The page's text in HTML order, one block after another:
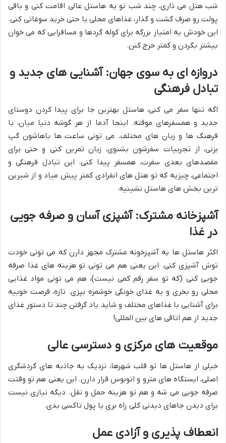
شب هتل می ذاری، چند شب تو یه هاستل عالی اقامت کنی و باقی
پولت رو صرف گشت و گذار، غذاهای محلی یا حتی خرید سوغاتی کنی.
این خودش یه امتیاز بزرگه برای کوله گردها و مسافرایی که می خوان
بیشتر بگردن و کمتر خرج کنن.
دروازه ای به سوی جهان: آشنایی های جدید و
تبادل فرهنگی
اگه تنها سفر می کنی، هاستل بهترین جا برای پیدا کردن دوستای
جدید و همسفرهای موقته. اینجا آدما از هر گوشه دنیا میان، با
فرهنگ ها و زبان های مختلف. می تونی ساعت ها باهاشون گپ
بزنی، از تجربیات سفرشون بشنوی، زبان تمرین کنی و حتی برای
مقصدهای بعدی سفرت، همسفر پیدا کنی. این تبادل فرهنگی و
اجتماعی، چیزیه که تو هتل های انفرادی کمتر پیش میاد و از شیرین
ترین بخش های هاستل نشینیه.
آشپزخانه مشترک: آشپزی آسان و صرفه جویی
در غذا
اکثر هاستل ها یه آشپزخونه مشترک مجهز دارن که می تونی خودت
توش آشپزی کنی. این یعنی هم می تونی تو هزینه های غذا صرفه
جویی کنی (که تو سفر رقم کمی نیست)، هم می تونی مواد غذایی
محلی رو بخری و یه غذای خونگی خوشمزه بپزی. تازه، فرصت خوبیه
برای آشنایی با غذاهای مختلف و شاید یاد گرفتن چند تا دستور غذای
جدید از هم اتاقی های بین المللی!
موقعیت های مرکزی و دسترسی عالی
خیلی از هاستل ها تو قلب شهرها، نزدیک به جاذبه های گردشگری
اصلی، ایستگاه های مترو و اتوبوس قرار دارن. این یعنی هم تو وقتت
صرفه جویی می شه و هم تو هزینه حمل و نقل. دیگه نیازی نیست
برای دیدن جاهای دیدنی کلی راه بری یا پول تاکسی بدی.
انعطاف پذیری و آزادی عمل